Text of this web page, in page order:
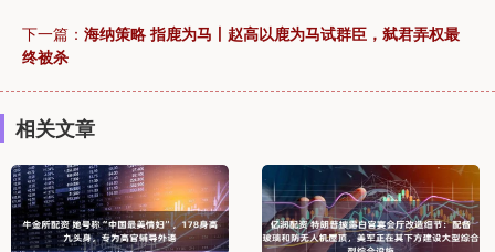
下一篇： 海纳策略 指鹿为马丨赵高以鹿为马试群臣，弑君弄权最
终被杀
相关文章